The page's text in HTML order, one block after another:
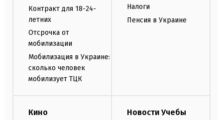
Контракт для 18-24-
летних
Отсрочка от
мобилизации
Мобилизация в Украине:
сколько человек
мобилизует ТЦК
Налоги
Пенсия в Украине
Кино Новости Учебы